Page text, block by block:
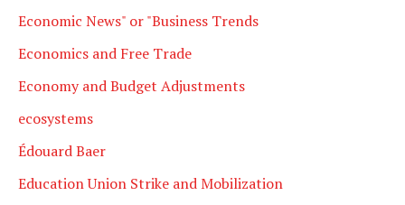
Economic News" or "Business Trends
Economics and Free Trade
Economy and Budget Adjustments
ecosystems
Édouard Baer
Education Union Strike and Mobilization